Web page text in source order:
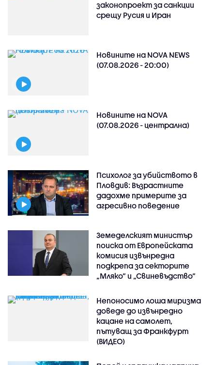
законопроект за санкции
срещу Русия и Иран
Новините на NOVA NEWS
(07.08.2026 - 20:00)
Новините на NOVA
(07.08.2026 - централна)
Психолог за убийството в
Пловдив: Възрастните
дадохме примерите за
агресивно поведение
Земеделският министър
поиска от Европейската
комисия извънредна
подкрепа за секторите
„Мляко“ и „Свиневъдство“
Непоносимо лоша миризма
доведе до извънредно
кацане на самолет,
пътуващ за Франкфурт
(ВИДЕО)